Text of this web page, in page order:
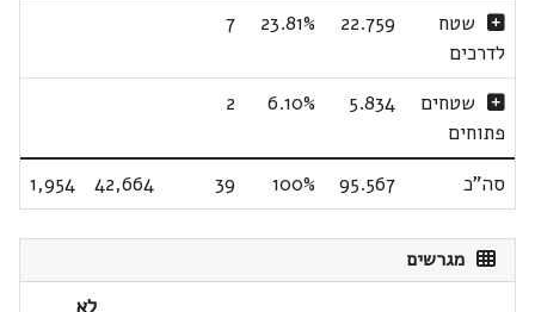
שטח
לדרכים
22.759
23.81%
7
שטחים
פתוחים
5.834
6.10%
2
סה"כ 95.567
100%
39
42,664
1,954
מגרשים